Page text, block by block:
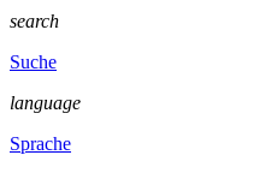
search
Suche
language
Sprache